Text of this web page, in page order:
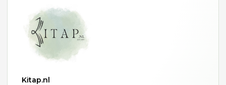
Kitap.nl